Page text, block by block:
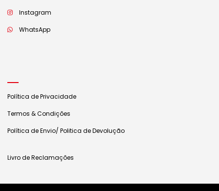
Instagram
WhatsApp
Política de Privacidade
Termos & Condições
Política de Envio/ Politica de Devolução
Livro de Reclamações